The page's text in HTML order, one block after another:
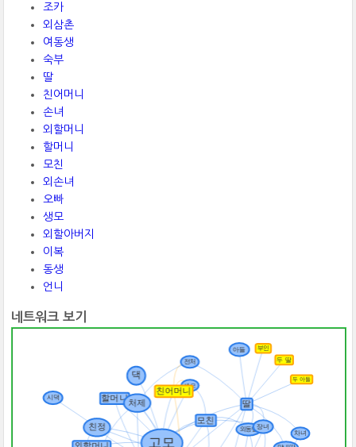
조카
외삼촌
여동생
숙부
딸
친어머니
손녀
외할머니
할머니
모친
외손녀
오빠
생모
외할아버지
이복
동생
언니
네트워크 보기